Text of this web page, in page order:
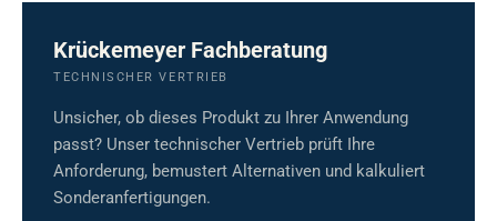
Krückemeyer Fachberatung
TECHNISCHER VERTRIEB
Unsicher, ob dieses Produkt zu Ihrer Anwendung
passt? Unser technischer Vertrieb prüft Ihre
Anforderung, bemustert Alternativen und kalkuliert
Sonderanfertigungen.